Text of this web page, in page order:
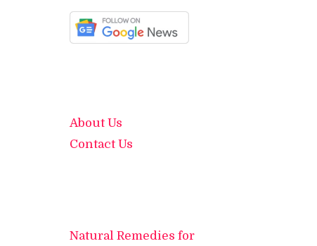
About Us
Contact Us
Natural Remedies for